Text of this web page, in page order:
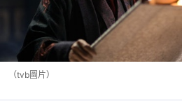
（tvb圖片）